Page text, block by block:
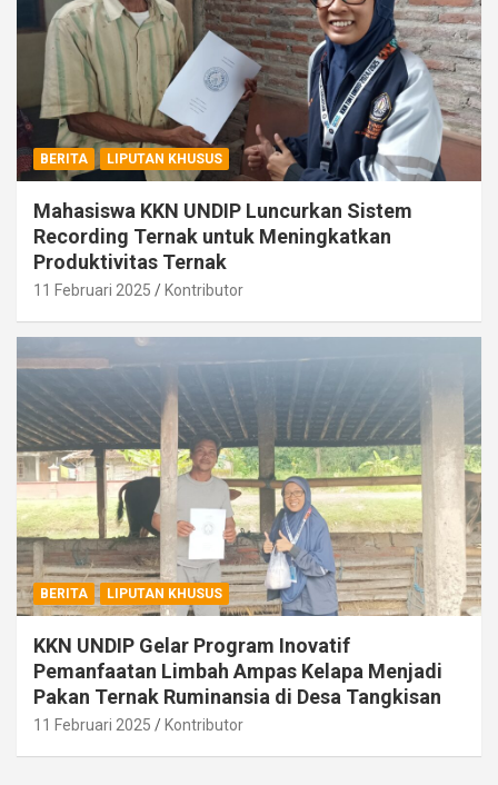
BERITA LIPUTAN KHUSUS
Mahasiswa KKN UNDIP Luncurkan Sistem
Recording Ternak untuk Meningkatkan
Produktivitas Ternak
11 Februari 2025 Kontributor
BERITA LIPUTAN KHUSUS
KKN UNDIP Gelar Program Inovatif
Pemanfaatan Limbah Ampas Kelapa Menjadi
Pakan Ternak Ruminansia di Desa Tangkisan
11 Februari 2025 Kontributor